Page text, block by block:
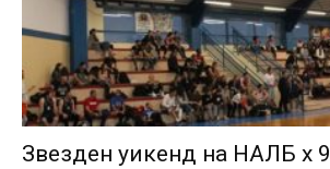
Звезден уикенд на НАЛБ х 9